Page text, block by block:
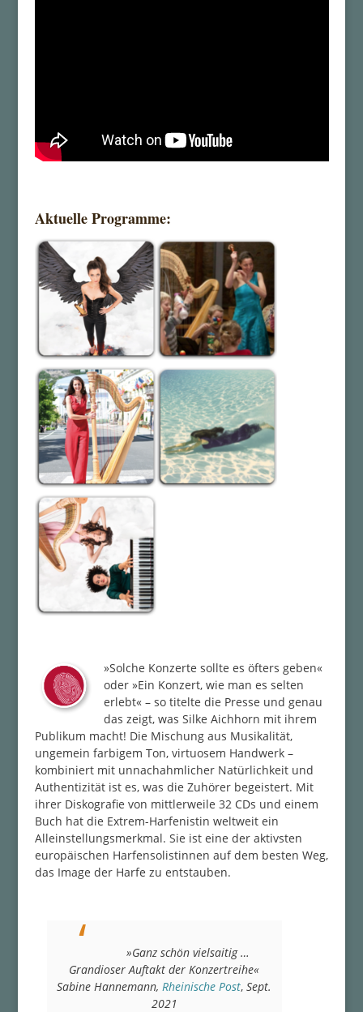
Aktuelle Programme:
»Solche Konzerte sollte es öfters geben«
oder »Ein Konzert, wie man es selten
erlebt« – so titelte die Presse und genau
das zeigt, was Silke Aichhorn mit ihrem
Publikum macht! Die Mischung aus Musikalität,
ungemein farbigem Ton, virtuosem Handwerk –
kombiniert mit unnachahmlicher Natürlichkeit und
Authentizität ist es, was die Zuhörer begeistert. Mit
ihrer Diskografie von mittlerweile 32 CDs und einem
Buch hat die Extrem-Harfenistin weltweit ein
Alleinstellungsmerkmal. Sie ist eine der aktivsten
europäischen Harfensolistinnen auf dem besten Weg,
das Image der Harfe zu entstauben.
»Ganz schön vielsaitig …
Grandioser Auftakt der Konzertreihe«
Sabine Hannemann, Rheinische Post,Sept.
2021